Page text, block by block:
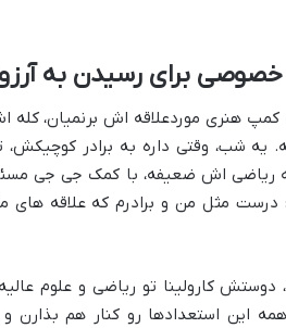
برای رسیدن به
هنری موردعلاقه اش برنمیان، کله
شب، وقتی داره به برادر کوچیکش،
ریاضی اش ضعیفه، با کمک جی جی
مثل من و برادرم که علاقه های
کارولینا تو ریاضی و علوم
این استعدادها رو کنار هم بذارن